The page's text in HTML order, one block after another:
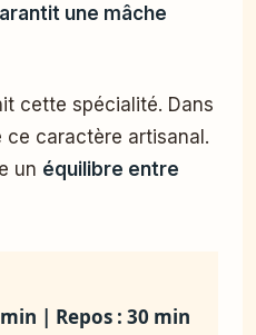
une mâche
cette spécialité. Dans
caractère artisanal.
un équilibre entre
| Repos : 30 min